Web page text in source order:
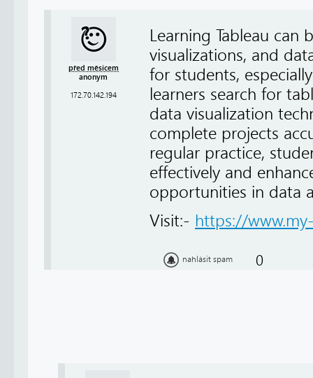
před měsícem
anonym
172.70.142.194
Learning Tableau can
visualizations, and
for students,
learners search for
data visualization
complete projects
regular practice,
effectively and
opportunities in data
Visit:- https://
nahlásit spam 0